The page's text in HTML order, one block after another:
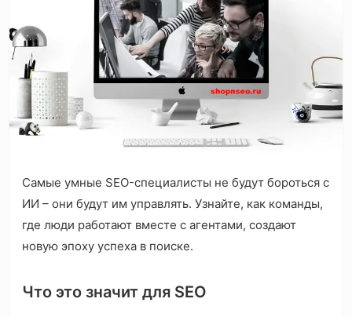
Самые умные SEO-специалисты не будут бороться с
ИИ – они будут им управлять. Узнайте, как команды,
где люди работают вместе с агентами, создают
новую эпоху успеха в поиске.
Что это значит для SEO